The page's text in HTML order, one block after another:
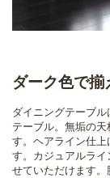
ダーク色で揃
ダイニングテーブ
テーブル。無垢の
す。ヘアライン仕
す。カジュアルラ
せていただけます